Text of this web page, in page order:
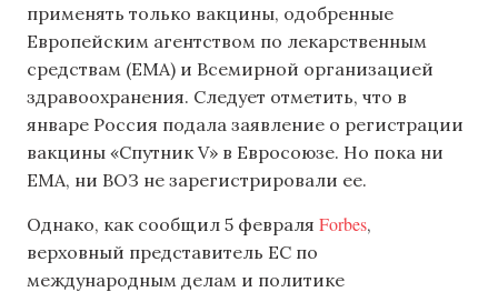
применять только вакцины, одобренные
Европейским агентством по лекарственным
средствам (EMA) и Всемирной организацией
здравоохранения. Следует отметить, что в
январе Россия подала заявление о регистрации
вакцины «Спутник V» в Евросоюзе. Но пока ни
EMA, ни ВОЗ не зарегистрировали ее.
Однако, как сообщил 5 февраля Forbes,
верховный представитель ЕС по
международным делам и политике